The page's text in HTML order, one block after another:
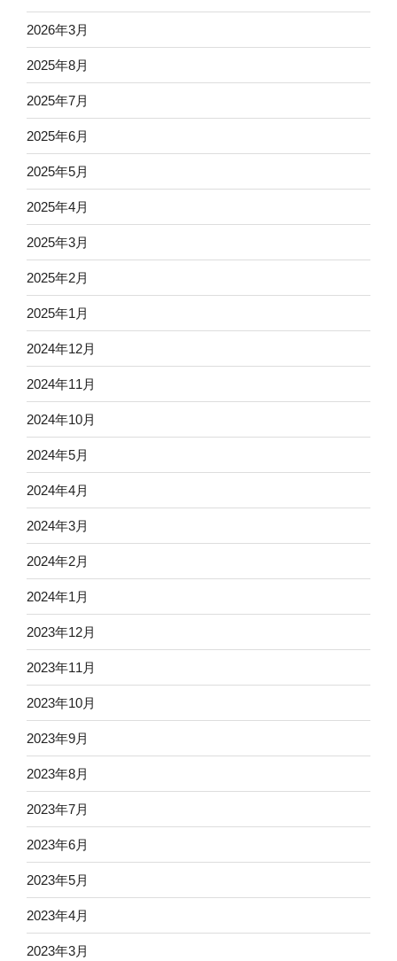
2026年3月
2025年8月
2025年7月
2025年6月
2025年5月
2025年4月
2025年3月
2025年2月
2025年1月
2024年12月
2024年11月
2024年10月
2024年5月
2024年4月
2024年3月
2024年2月
2024年1月
2023年12月
2023年11月
2023年10月
2023年9月
2023年8月
2023年7月
2023年6月
2023年5月
2023年4月
2023年3月